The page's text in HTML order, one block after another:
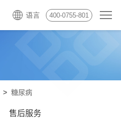
400-0755-801
语言
糖尿病
售后服务